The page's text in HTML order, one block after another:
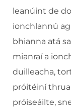
leanúint de
ionchlannú
bhianna atá
mianraí a
duilleacha,
próitéiní
próiseáilte,